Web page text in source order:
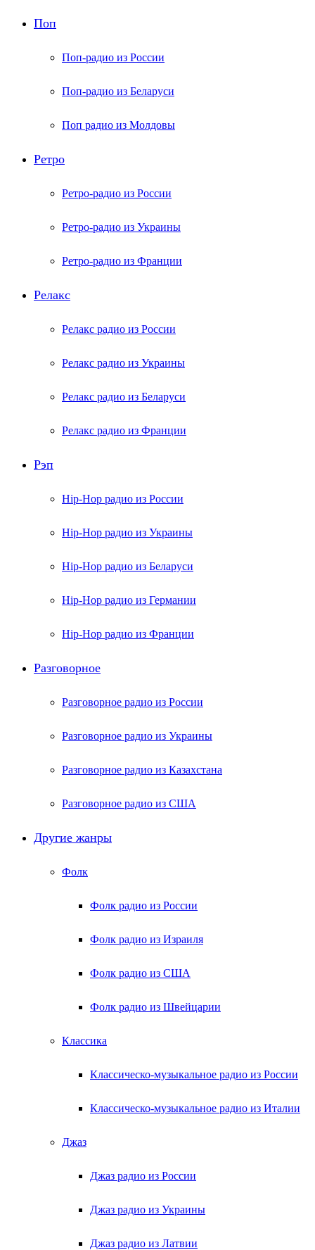
Поп
Поп-радио из России
Поп-радио из Беларуси
Поп радио из Молдовы
Ретро
Ретро-радио из России
Ретро-радио из Украины
Ретро-радио из Франции
Релакс
Релакс радио из России
Релакс радио из Украины
Релакс радио из Беларуси
Релакс радио из Франции
Рэп
Hip-Hop радио из России
Hip-Hop радио из Украины
Hip-Hop радио из Беларуси
Hip-Hop радио из Германии
Hip-Hop радио из Франции
Разговорное
Разговорное радио из России
Разговорное радио из Украины
Разговорное радио из Казахстана
Разговорное радио из США
Другие жанры
Фолк
Фолк радио из России
Фолк радио из Израиля
Фолк радио из США
Фолк радио из Швейцарии
Классика
Классическо-музыкальное радио из России
Классическо-музыкальное радио из Италии
Джаз
Джаз радио из России
Джаз радио из Украины
Джаз радио из Латвии